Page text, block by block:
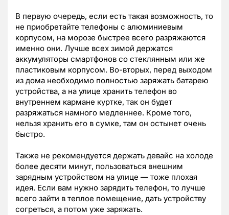
В первую очередь, если есть такая возможность, то
не приобретайте телефоны с алюминиевым
корпусом, на морозе быстрее всего разряжаются
именно они. Лучше всех зимой держатся
аккумуляторы смартфонов со стеклянным или же
пластиковым корпусом. Во-вторых, перед выходом
из дома необходимо полностью заряжать батарею
устройства, а на улице хранить телефон во
внутреннем кармане куртке, так он будет
разряжаться намного медленнее. Кроме того,
нельзя хранить его в сумке, там он остынет очень
быстро.
Также не рекомендуется держать девайс на холоде
более десяти минут, пользоваться внешним
зарядным устройством на улице — тоже плохая
идея. Если вам нужно зарядить телефон, то лучше
всего зайти в теплое помещение, дать устройству
согреться, а потом уже заряжать.